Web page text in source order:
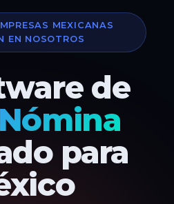
MEXICANAS
EN NOSOTROS
de
para